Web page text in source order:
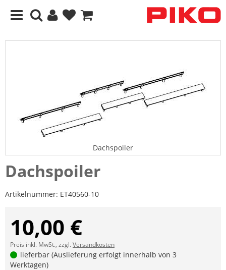
Dachspoiler
Dachspoiler
Artikelnummer: ET40560-10
10,00 €
Preis inkl. MwSt., zzgl.Versandkosten
lieferbar (Auslieferung erfolgt innerhalb von 3
Werktagen)